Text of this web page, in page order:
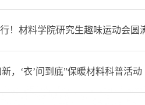
！材料学院研究生趣味运动会圆
，‘衣’问到底”保暖材料科普活动